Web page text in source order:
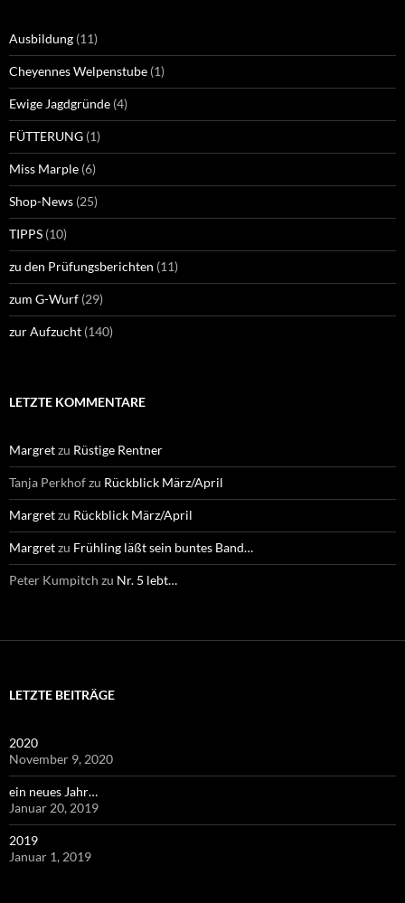
Ausbildung (11)
Cheyennes Welpenstube (1)
Ewige Jagdgründe (4)
FÜTTERUNG (1)
Miss Marple (6)
Shop-News (25)
TIPPS (10)
zu den Prüfungsberichten (11)
zum G-Wurf (29)
zur Aufzucht (140)
LETZTE KOMMENTARE
Margretzu Rüstige Rentner
Tanja Perkhofzu Rückblick März/April
Margretzu Rückblick März/April
Margretzu Frühling läßt sein buntes Band…
Peter Kumpitch zu Nr. 5 lebt…
LETZTE BEITRÄGE
2020
November 9, 2020
ein neues Jahr…
Januar 20, 2019
2019
Januar 1, 2019